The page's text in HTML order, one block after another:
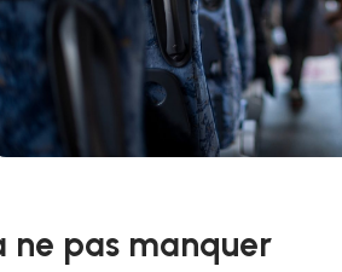
ne pas manquer